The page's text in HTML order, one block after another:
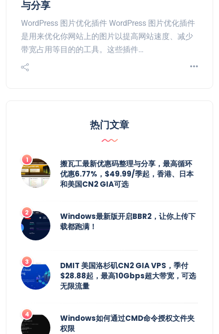
与分享
WordPress 图片优化插件 WordPress 图片优化插件
是用来优化你网站上的图片以提高网站速度、减少
带宽占用等目的的工具。这些插件…
热门文章
搬瓦工最新优惠码整理与分享，最高循环
优惠6.77%，$49.99/季起，香港、日本
和美国CN2 GIA可选
Windows最新版开启BBR2，让你上传下
载都跑满！
DMIT 美国洛杉矶CN2 GIA VPS，季付
$28.88起，最高10Gbps超大带宽，可选
无限流量
Windows如何通过CMD命令授权文件夹
权限